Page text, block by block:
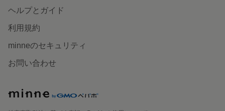
ヘルプとガイド
利用規約
minneのセキュリティ
お問い合わせ